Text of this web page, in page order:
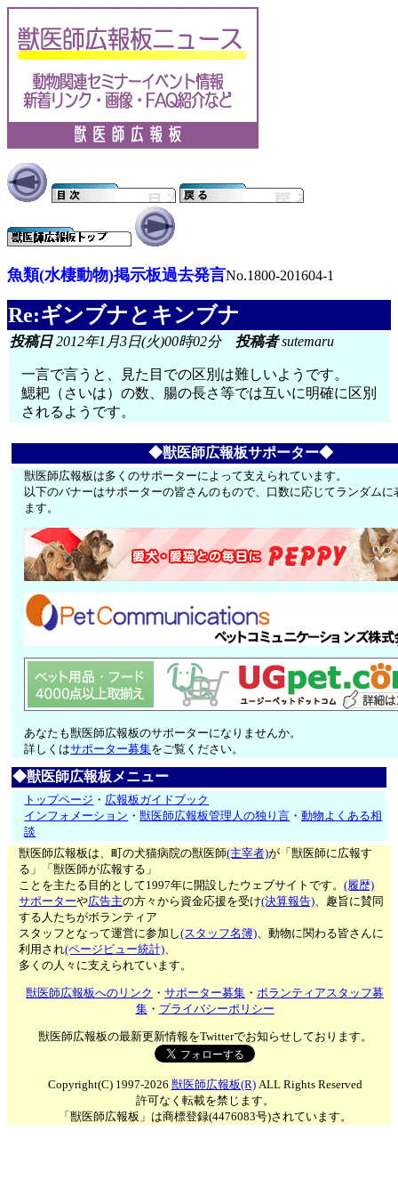
魚類(水棲動物)掲示板過去発言No.1800-201604-1
Re:ギンブナとキンブナ
投稿日2012年1月3日(火)00時02分 投稿者sutemaru
一言で言うと、見た目での区別は難しいようです。
鰓耙（さいは）の数、腸の長さ等では互いに明確に区別
されるようです。
◆獣医師広報板サポーター◆
獣医師広報板は多くのサポーターによって支えられています。
以下のバナーはサポーターの皆さんのもので、口数に応じてランダムに
ます。
あなたも獣医師広報板のサポーターになりませんか。
詳しくはサポーター募集をご覧ください。
◆獣医師広報板メニュー
トップページ ・ 広報板ガイドブック
インフォメーション ・獣医師広報板管理人の独り言 ・動物よくある相
談
獣医師広報板は、町の犬猫病院の獣医師(主宰者)が「獣医師に広報す
る」「獣医師が広報する」
ことを主たる目的として1997年に開設したウェブサイトです。(履歴)
サポーターや広告主の方々から資金応援を受け(決算報告)、趣旨に賛同
する人たちがボランティア
スタッフとなって運営に参加し(スタッフ名簿)、動物に関わる皆さんに
利用され(ページビュー統計)、
多くの人々に支えられています。
獣医師広報板へのリンク ・サポーター募集 ・ボランティアスタッフ募
集・ プライバシーポリシー
獣医師広報板の最新更新情報をTwitterでお知らせしております。
Copyright(C) 1997-2026 獣医師広報板(R)ALL Rights Reserved
許可なく転載を禁じます。
「獣医師広報板」は商標登録(4476083号)されています。